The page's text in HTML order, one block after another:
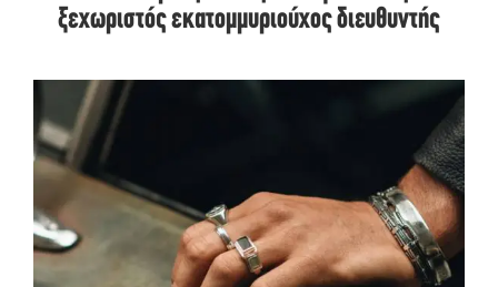
ξεχωριστός εκατομμυριούχος διευθυντής